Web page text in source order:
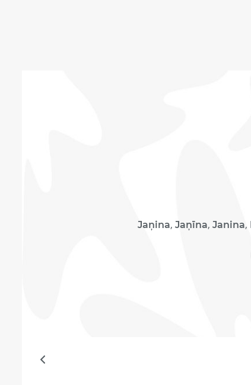
Jaņina, Jaņīna, Janina,